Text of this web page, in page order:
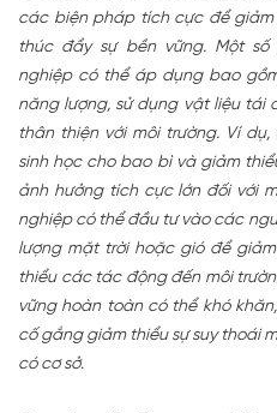
các biện pháp tích cực để
thúc đẩy sự bền vững. Một
nghiệp có thể áp dụng bao
năng lượng, sử dụng vật liệu
thân thiện với môi trường. Ví
sinh học cho bao bì và giảm
ảnh hưởng tích cực lớn đối với
nghiệp có thể đầu tư vào các
lượng mặt trời hoặc gió để
thiểu các tác động đến môi
vững hoàn toàn có thể khó
cố gắng giảm thiểu sự suy thoái
có cơ sở.